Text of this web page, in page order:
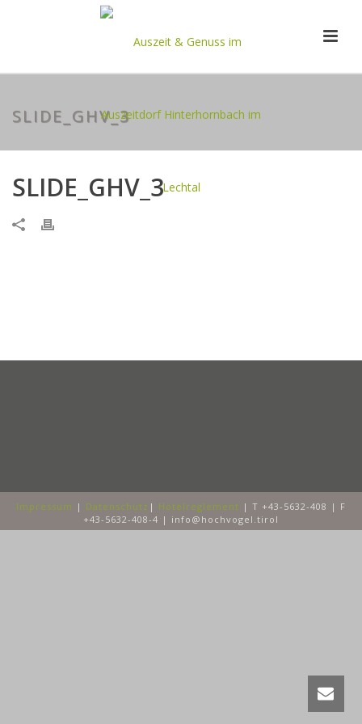
SLIDE_GHV_3
SLIDE_GHV_3
Impressum | Datenschutz | Hotelreglement | T +43-5632-408 | F
+43-5632-408-4 | info@hochvogel.tirol